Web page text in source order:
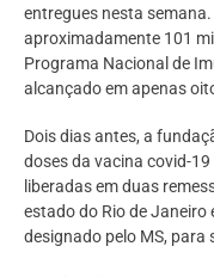
entregues nesta
aproximadamente 101
Programa Nacional de
alcançado em apenas
Dois dias antes, a
doses da vacina covid-
liberadas em duas
estado do Rio de
designado pelo MS,